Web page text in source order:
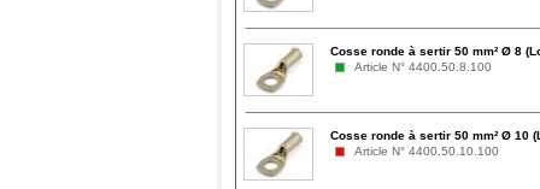
Cosse ronde à sertir 50 mm² Ø 8
Article N° 4400.50.8.100
Cosse ronde à sertir 50 mm² Ø 10
Article N° 4400.50.10.100